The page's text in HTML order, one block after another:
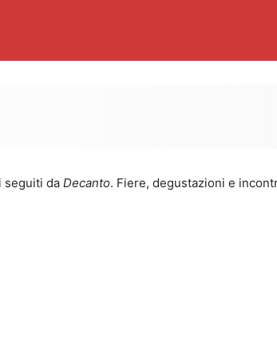
seguiti da Decanto. Fiere, degustazioni e